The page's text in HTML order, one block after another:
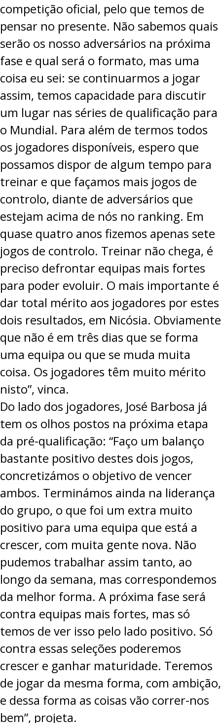
competição oficial, pelo que temos de
pensar no presente. Não sabemos quais
serão os nosso adversários na próxima
fase e qual será o formato, mas uma
coisa eu sei: se continuarmos a jogar
assim, temos capacidade para discutir
um lugar nas séries de qualificação para
o Mundial. Para além de termos todos
os jogadores disponíveis, espero que
possamos dispor de algum tempo para
treinar e que façamos mais jogos de
controlo, diante de adversários que
estejam acima de nós no ranking. Em
quase quatro anos fizemos apenas sete
jogos de controlo. Treinar não chega, é
preciso defrontar equipas mais fortes
para poder evoluir. O mais importante é
dar total mérito aos jogadores por estes
dois resultados, em Nicósia. Obviamente
que não é em três dias que se forma
uma equipa ou que se muda muita
coisa. Os jogadores têm muito mérito
nisto”, vinca.
Do lado dos jogadores, José Barbosa já
tem os olhos postos na próxima etapa
da pré-qualificação: “Faço um balanço
bastante positivo destes dois jogos,
concretizámos o objetivo de vencer
ambos. Terminámos ainda na liderança
do grupo, o que foi um extra muito
positivo para uma equipa que está a
crescer, com muita gente nova. Não
pudemos trabalhar assim tanto, ao
longo da semana, mas correspondemos
da melhor forma. A próxima fase será
contra equipas mais fortes, mas só
temos de ver isso pelo lado positivo. Só
contra essas seleções poderemos
crescer e ganhar maturidade. Teremos
de jogar da mesma forma, com ambição,
e dessa forma as coisas vão correr-nos
bem”, projeta.